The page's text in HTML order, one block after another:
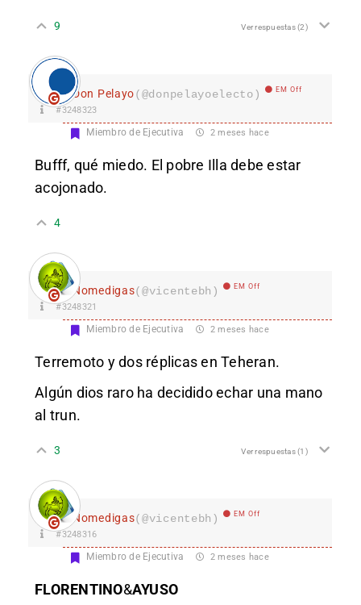
9 Ver respuestas(2)
Don Pelayo(@donpelayoelecto) EM Off
#3248323
Miembro de Ejecutiva 2 meses hace
Bufff, qué miedo. El pobre Illa debe estar
acojonado.
4
Nomedigas(@vicentebh) EM Off
#3248321
Miembro de Ejecutiva 2 meses hace
Terremoto y dos réplicas en Teheran.
Algún dios raro ha decidido echar una mano
al trun.
3 Ver respuestas(1)
Nomedigas(@vicentebh) EM Off
#3248316
Miembro de Ejecutiva 2 meses hace
FLORENTINO&AYUSO